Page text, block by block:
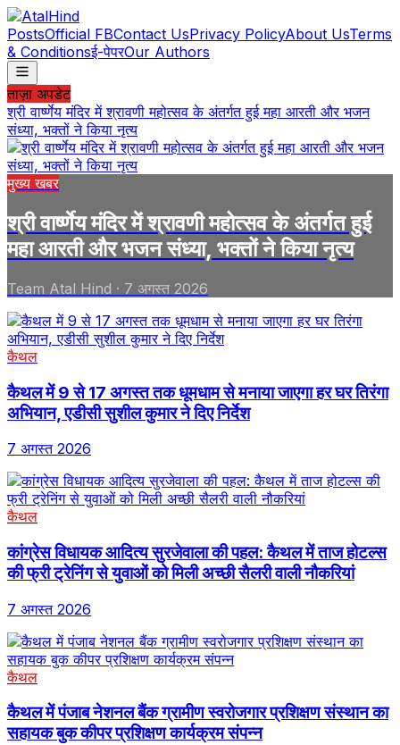
PostsOfficial FBContact UsPrivacy PolicyAbout UsTerms
& Conditionsई-पेपरOur Authors
ताज़ा अपडेट
श्री वार्ष्णेय मंदिर में श्रावणी महोत्सव के अंतर्गत हुई महा आरती और भजन
संध्या, भक्तों ने किया नृत्य
मुख्य खबर
श्री वार्ष्णेय मंदिर में श्रावणी महोत्सव के अंतर्गत हुई
महा आरती और भजन संध्या, भक्तों ने किया नृत्य
Team Atal Hind · 7 अगस्त 2026
कैथल
कैथल में 9 से 17 अगस्त तक धूमधाम से मनाया जाएगा हर घर तिरंगा
अभियान, एडीसी सुशील कुमार ने दिए निर्देश
7 अगस्त 2026
कैथल
कांग्रेस विधायक आदित्य सुरजेवाला की पहल: कैथल में ताज होटल्स
की फ्री ट्रेनिंग से युवाओं को मिली अच्छी सैलरी वाली नौकरियां
7 अगस्त 2026
कैथल
कैथल में पंजाब नेशनल बैंक ग्रामीण स्वरोजगार प्रशिक्षण संस्थान का
सहायक बुक कीपर प्रशिक्षण कार्यक्रम संपन्न